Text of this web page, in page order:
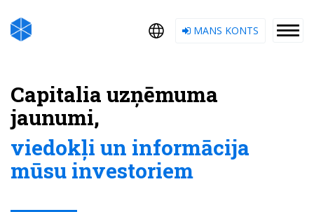
MANS KONTS
Capitalia uzņēmuma
jaunumi,
viedokļi un informācija
mūsu investoriem